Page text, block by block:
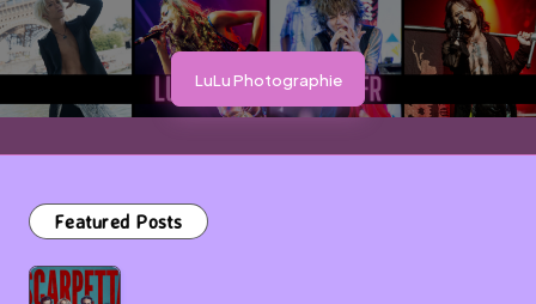
LuLu Photographie
Featured Posts